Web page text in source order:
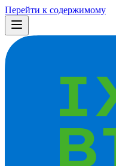
Перейти к содержимому